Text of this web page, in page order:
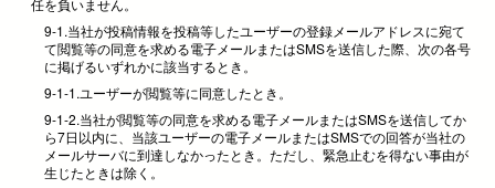
任を負いません。
9-1.当社が投稿情報を投稿等したユーザーの登録メールアドレスに宛て
て閲覧等の同意を求める電子メールまたはSMSを送信した際、次の各号
に掲げるいずれかに該当するとき。
9-1-1.ユーザーが閲覧等に同意したとき。
9-1-2.当社が閲覧等の同意を求める電子メールまたはSMSを送信してか
ら7日以内に、当該ユーザーの電子メールまたはSMSでの回答が当社の
メールサーバに到達しなかったとき。ただし、緊急止むを得ない事由が
生じたときは除く。